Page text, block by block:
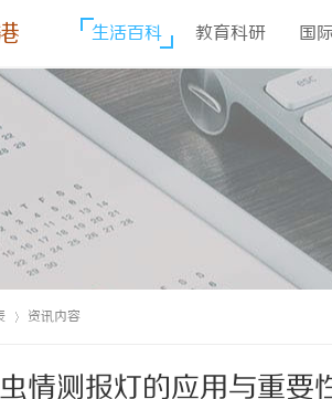
生活百科 教育科研 国
资讯内容
情测报灯的应用与重要